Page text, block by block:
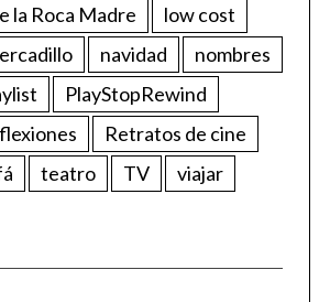
la Roca Madre
low cost
navidad
nombres
PlayStopRewind
Retratos de cine
teatro TV
viajar